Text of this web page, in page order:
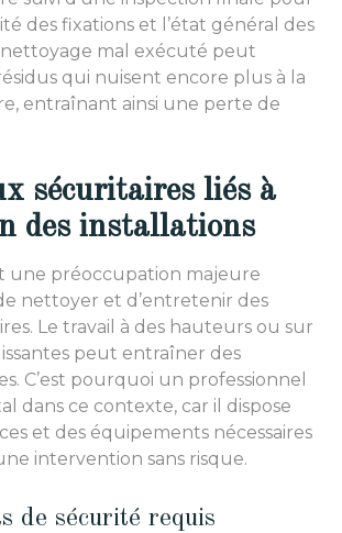
des fixations et l’état général des
mal exécuté peut
qui nuisent encore plus à la
entraînant ainsi une perte de
sécuritaires liés à
des installations
une préoccupation majeure
de nettoyer et d’entretenir des
Le travail à des hauteurs ou sur
peut entraîner des
C’est pourquoi un professionnel
dans ce contexte, car il dispose
et des équipements nécessaires
intervention sans risque.
de sécurité requis